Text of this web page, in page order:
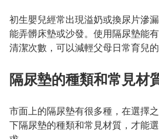
初生嬰兒經常出現溢奶或換尿片滲
能弄髒床墊或沙發。使用隔尿墊能
清潔次數，可以減輕父母日常育兒的
隔尿墊的種類和常見材
市面上的隔尿墊有很多種，在選擇
下隔尿墊的種類和常見材質，才能